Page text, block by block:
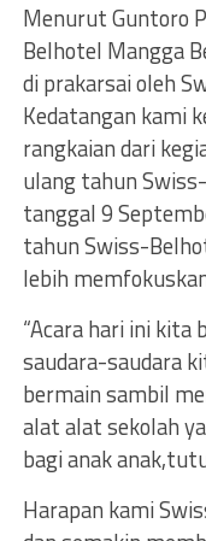
Menurut Guntoro
Belhotel Mangga
di prakarsai oleh
Kedatangan kami
rangkaian dari
ulang tahun
tanggal 9
tahun Swiss-
lebih
“Acara hari ini kita
saudara-saudara
bermain sambil
alat alat sekolah
bagi anak
Harapan kami